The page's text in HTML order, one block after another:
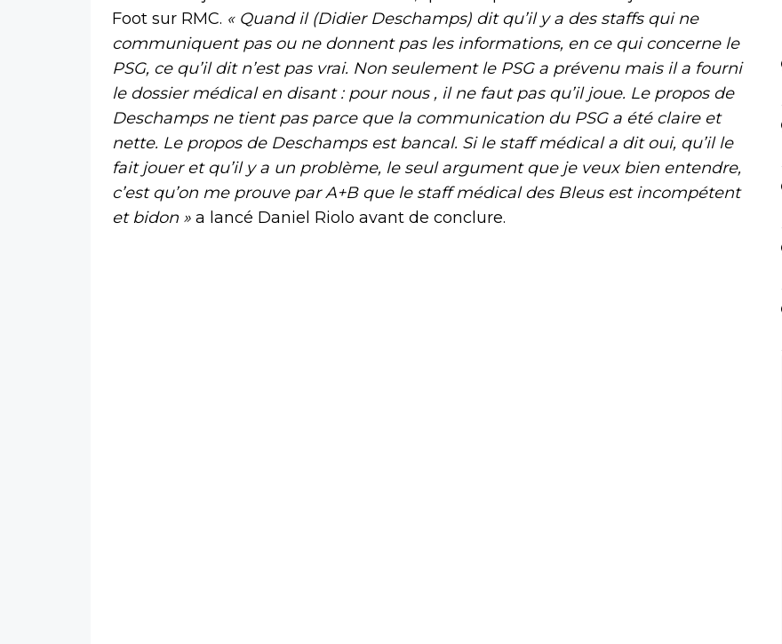
Foot sur RMC. « Quand il (Didier Deschamps) dit qu’il y a des staffs qui ne
communiquent pas ou ne donnent pas les informations, en ce qui concerne le
PSG, ce qu’il dit n’est pas vrai. Non seulement le PSG a prévenu mais il a fourni
le dossier médical en disant : pour nous , il ne faut pas qu’il joue. Le propos de
Deschamps ne tient pas parce que la communication du PSG a été claire et
nette. Le propos de Deschamps est bancal. Si le staff médical a dit oui, qu’il le
fait jouer et qu’il y a un problème, le seul argument que je veux bien entendre,
c’est qu’on me prouve par A+B que le staff médical des Bleus est incompétent
et bidon » a lancé Daniel Riolo avant de conclure.